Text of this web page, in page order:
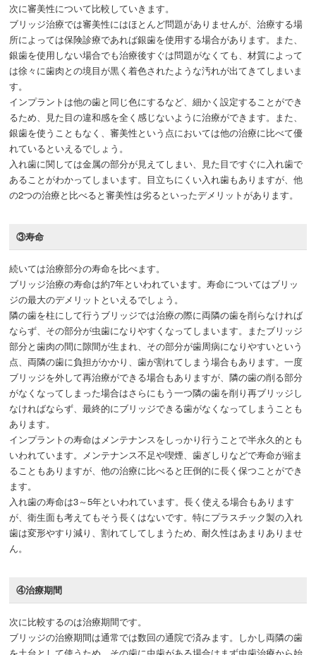
次に審美性について比較していきます。
ブリッジ治療では審美性にはほとんど問題がありませんが、治療する場
所によっては保険診療であれば銀歯を使用する場合があります。また、
銀歯を使用しない場合でも治療後すぐは問題がなくても、材質によって
は徐々に歯肉との境目が黒く着色されたような汚れが出てきてしまいま
す。
インプラントは他の歯と同じ色にするなど、細かく設定することができ
るため、見た目の違和感を全く感じないように治療ができます。また、
銀歯を使うこともなく、審美性という点においては他の治療に比べて優
れているといえるでしょう。
入れ歯に関しては金属の部分が見えてしまい、見た目ですぐに入れ歯で
あることがわかってしまいます。目立ちにくい入れ歯もありますが、他
の2つの治療と比べると審美性は劣るといったデメリットがあります。
③寿命
続いては治療部分の寿命を比べます。
ブリッジ治療の寿命は約7年といわれています。寿命についてはブリッ
ジの最大のデメリットといえるでしょう。
隣の歯を柱にして行うブリッジでは治療の際に両隣の歯を削らなければ
ならず、その部分が虫歯になりやすくなってしまいます。またブリッジ
部分と歯肉の間に隙間が生まれ、その部分が歯周病になりやすいという
点、両隣の歯に負担がかかり、歯が割れてしまう場合もあります。一度
ブリッジを外して再治療ができる場合もありますが、隣の歯の削る部分
がなくなってしまった場合はさらにもう一つ隣の歯を削り再ブリッジし
なければならず、最終的にブリッジできる歯がなくなってしまうことも
あります。
インプラントの寿命はメンテナンスをしっかり行うことで半永久的とも
いわれています。メンテナンス不足や喫煙、歯ぎしりなどで寿命が縮ま
ることもありますが、他の治療に比べると圧倒的に長く保つことができ
ます。
入れ歯の寿命は3～5年といわれています。長く使える場合もあります
が、衛生面も考えてもそう長くはないです。特にプラスチック製の入れ
歯は変形やすり減り、割れてしてしまうため、耐久性はあまりありませ
ん。
④治療期間
次に比較するのは治療期間です。
ブリッジの治療期間は通常では数回の通院で済みます。しかし両隣の歯
を土台として使うため、その歯に虫歯がある場合はまず虫歯治療から始